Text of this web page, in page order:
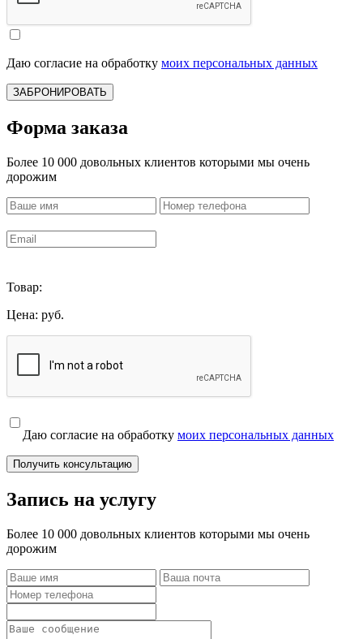
Даю согласие на обработку моих персональных данных
ЗАБРОНИРОВАТЬ
Форма заказа
Более 10 000 довольных клиентов которыми мы очень
дорожим
Товар:
Цена: руб.
Даю согласие на обработку моих персональных данных
Получить консультацию
Запись на услугу
Более 10 000 довольных клиентов которыми мы очень
дорожим